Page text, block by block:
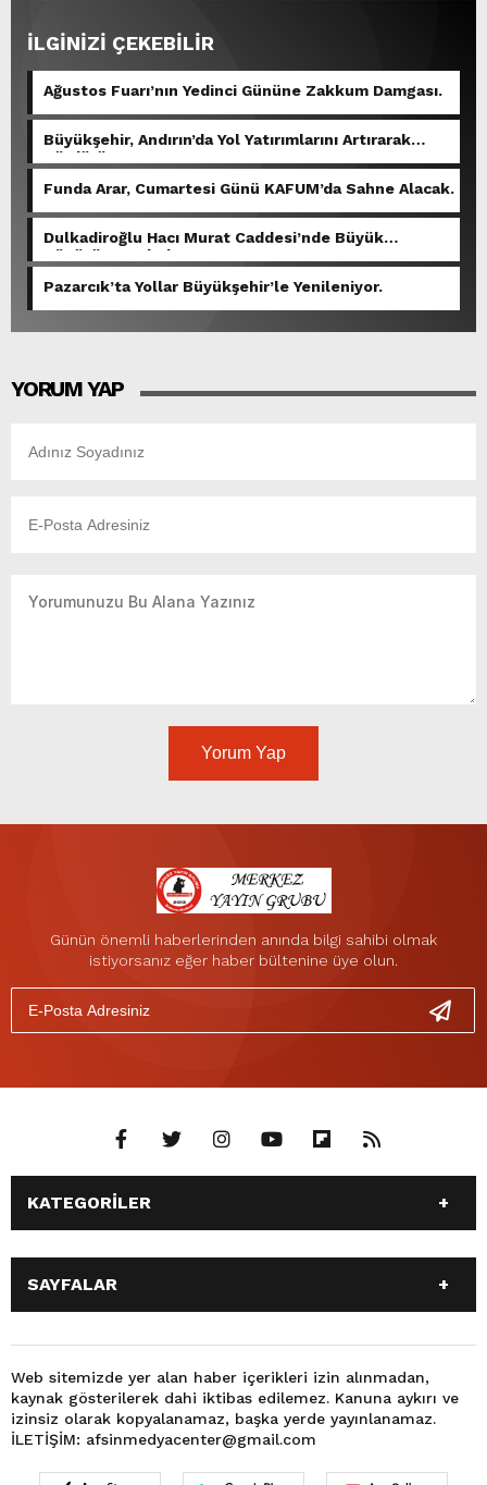
İLGİNİZİ ÇEKEBİLİR
Ağustos Fuarı’nın Yedinci Gününe Zakkum Damgası.
Büyükşehir, Andırın’da Yol Yatırımlarını Artırarak
Sürdürüyor.
Funda Arar, Cumartesi Günü KAFUM’da Sahne Alacak.
Dulkadiroğlu Hacı Murat Caddesi’nde Büyük
Dönüşüm Başladı.
Pazarcık’ta Yollar Büyükşehir’le Yenileniyor.
YORUM YAP
Yorum Yap
Günün önemli haberlerinden anında bilgi sahibi olmak
istiyorsanız eğer haber bültenine üye olun.
KATEGORİLER
ANASAYFA
GÜNDEM
SİYASET
SPOR
EKONOMİ
TEKNOLOJİ
3. SAYFA
BÜYÜKŞEHİR BELEDİYESİ
DÜNYA
FOTO GALERİ
KÜLTÜR SANAT
MAGAZİN
OTOMOBİL
SAĞLIK
VIDEO GALERİ
SAYFALAR
SİYASET
EĞİTİM
SPOR
EKONOMİ
TEKNOLOJİ
3. SAYFA
Web sitemizde yer alan haber içerikleri izin alınmadan,
kaynak gösterilerek dahi iktibas edilemez. Kanuna aykırı ve
izinsiz olarak kopyalanamaz, başka yerde yayınlanamaz.
İLETİŞİM: afsinmedyacenter@gmail.com